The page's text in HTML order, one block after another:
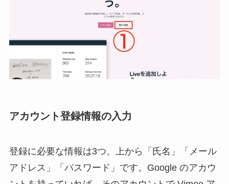
アカウント登録情報の入力
登録に必要な情報は3つ。上から「氏名」「メール
アドレス」「パスワード」です。Google のアカウ